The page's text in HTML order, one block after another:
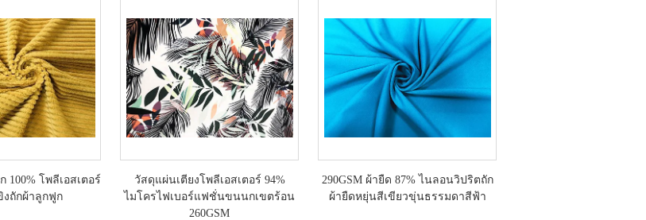
100% โพลีเอสเตอร์
ถักผ้าลูกฟูก
วัสดุแผ่นเตียงโพลีเอสเตอร์ 94%
ไมโครไฟเบอร์แฟชั่นขนนกเขตร้อน
260GSM
290GSM ผ้ายืด 87% ไนลอนวิปริตถัก
ผ้ายืดหยุ่นสีเขียวขุ่นธรรมดาสีฟ้า